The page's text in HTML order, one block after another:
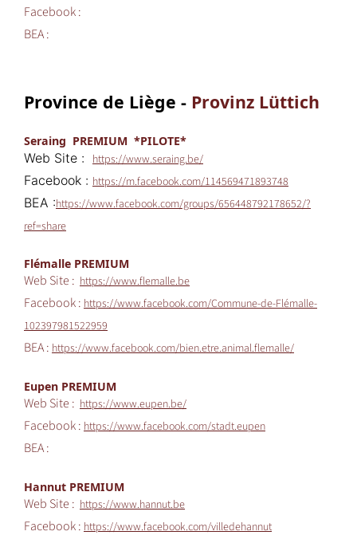
Facebook :
BEA :
Province de Liège - Provinz Lüttich
Seraing PREMIUM *PILOTE*
Web Site : https://www.seraing.be/
Facebook : https://m.facebook.com/114569471893748
BEA :https://www.facebook.com/groups/656448792178652/?
ref=share
Flémalle PREMIUM
Web Site : https://www.flemalle.be
Facebook :https://www.facebook.com/Commune-de-Flémalle-
102397981522959
BEA :https://www.facebook.com/bien.etre.animal.flemalle/
Eupen PREMIUM
Web Site : https://www.eupen.be/
Facebook :https://www.facebook.com/stadt.eupen
BEA :
Hannut PREMIUM
Web Site : https://www.hannut.be
Facebook :https://www.facebook.com/villedehannut